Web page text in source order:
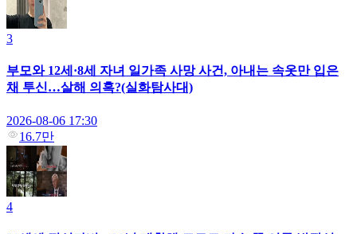
3
부모와 12세·8세 자녀 일가족 사망 사건, 아내는 속옷만 입은
채 투신…살해 의혹?(실화탐사대)
2026-08-06 17:30
16.7만
4